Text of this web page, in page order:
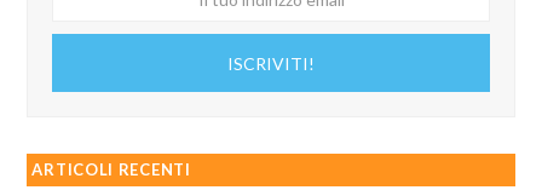
ISCRIVITI!
ARTICOLI RECENTI